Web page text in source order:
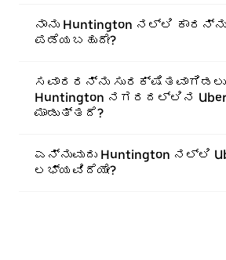
ನಾನು Huntington ನಲ್ಲಿ
ಪಡೆಯಬಹುದೇ?
ಸವಾರರನ್ನು ಸುರಕ್ಷಿತವಾಗಿಡಲು
Huntington ನಗರದಲ್ಲಿನ Uber
ಮಾಡುತ್ತದೆ?
ಎನ್ನುವುದು Huntington ನಲ್ಲಿ
ಲಭ್ಯವಿದೆಯೇ?